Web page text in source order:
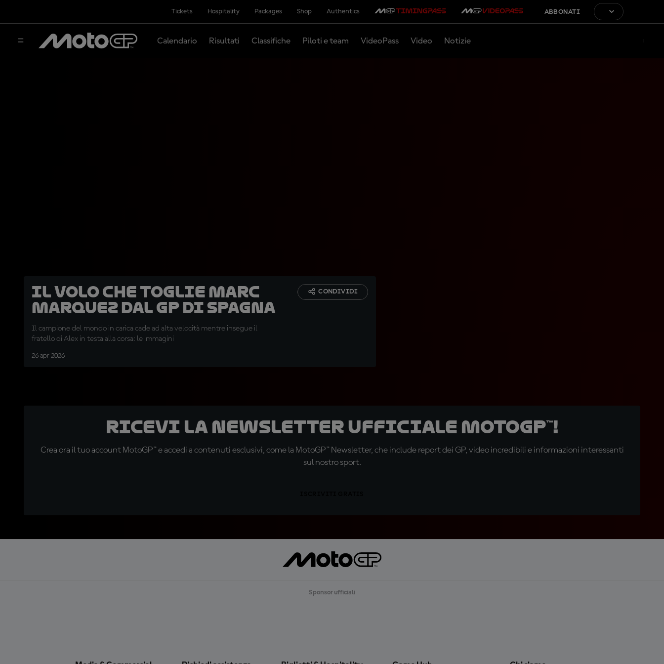
Tickets Hospitality Packages Shop Authentics ABBONATI
Calendario Risultati Classifiche Piloti e team VideoPass Video Notizie
Il volo che toglie Marc
Marquez dal GP di Spagna
Il campione del mondo in carica cade ad alta velocità mentre insegue il
fratello di Alex in testa alla corsa: le immagini
26 apr 2026
CONDIVIDI
Ricevi la newsletter ufficiale MotoGP™!
Crea ora il tuo account MotoGP™ e accedi a contenuti esclusivi, come la MotoGP™ Newsletter, che include report dei GP, video incredibili e informazioni interessanti
sul nostro sport.
Sponsor ufficiali